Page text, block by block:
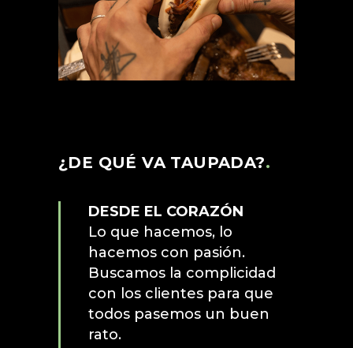
¿DE QUÉ VA TAUPADA?.
DESDE EL CORAZÓN
Lo que hacemos, lo
hacemos con pasión.
Buscamos la complicidad
con los clientes para que
todos pasemos un buen
rato.